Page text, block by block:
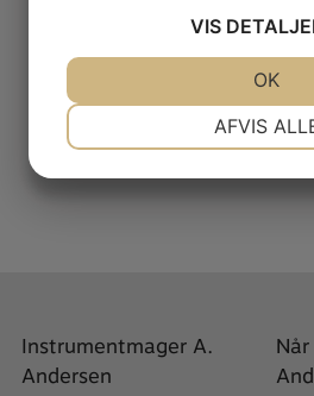
Yamaha Powder Paper
Instrumentmager A.
Andersen
VIS
AFVIS
OK